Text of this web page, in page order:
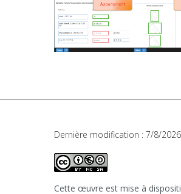
Dernière modification : 7/8/
Cette œuvre est mise à